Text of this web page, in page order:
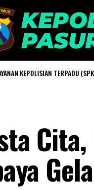
KEPOLISIAN TERPADU